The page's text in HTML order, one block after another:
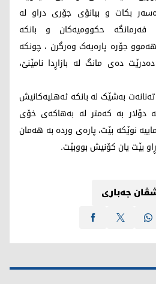
بکات و بیانۆی جۆری دراو لە
فەرمانگە حکوومیەکان و بانکە
جۆرە پارەیەک وەرگرن ، چونکە
دەی مانگ لە بازاڕدا نامێنێ،
بەشێک لە بانکە ئەهلیەکانیش
دۆلار بە کەمتر لە بەهاکەی خۆی
نوێکە بێت، پارەی وردە بە هەمان
بێت یان کۆنیش بووبێت.
جەباری